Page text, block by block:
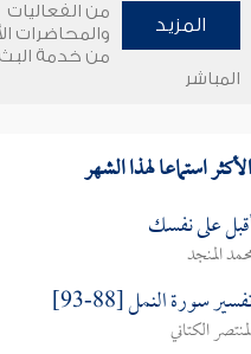
المزيد
من الفعاليات
والمحاضرات
من خدمة البث
المباشر
الأكثر استماعا لهذا الشهر
على نفسك
المنجد
سورة النمل [88-93]
الكتاني